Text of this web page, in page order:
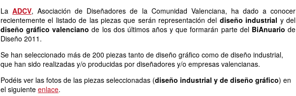
LaADCV, Asociación de Diseñadores de la Comunidad Valenciana, ha dado a conocer
recientemente el listado de las piezas que serán representación del diseño industrial y del
diseño gráfico valenciano de los dos últimos años y que formarán parte del BiAnuario de
Diseño 2011.
Se han seleccionado más de 200 piezas tanto de diseño gráfico como de diseño industrial,
que han sido realizadas y/o producidas por diseñadores y/o empresas valencianas.
Podéis ver las fotos de las piezas seleccionadas (diseño industrial y de diseño gráfico) en
el siguiente enlace.